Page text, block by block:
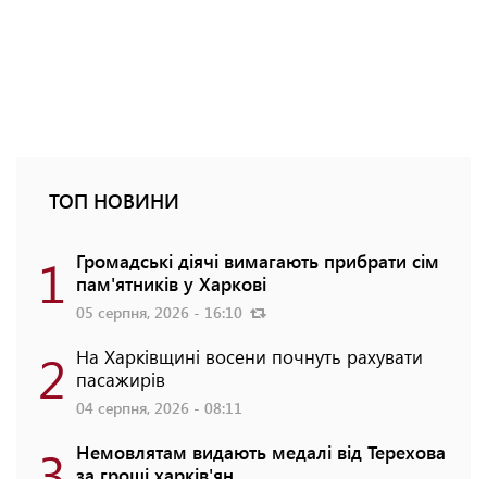
ТОП НОВИНИ
1 Громадські діячі вимагають прибрати сім
пам'ятників у Харкові
05 серпня, 2026 - 16:10
2 На Харківщині восени почнуть рахувати
пасажирів
04 серпня, 2026 - 08:11
Немовлятам видають медалі від Терехова